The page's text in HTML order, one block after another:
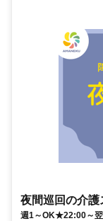
夜間巡回の介護
週1～OK★22:00～